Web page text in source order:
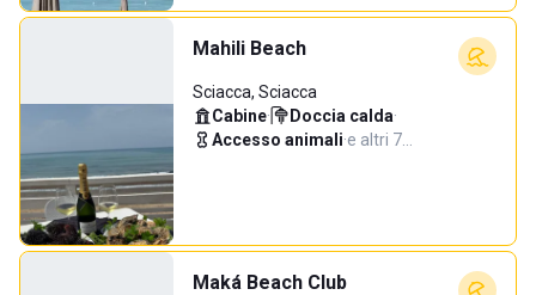
Mahili Beach
Sciacca, Sciacca
Cabine· Doccia calda·
Accesso animali·e altri 7…
Maká Beach Club